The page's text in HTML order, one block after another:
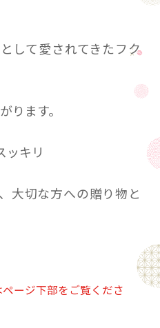
して愛されてきたフク
ります。
ッキリ
大切な方への贈り物と
器なのでお子様にもオ
ージ下部をご覧くださ